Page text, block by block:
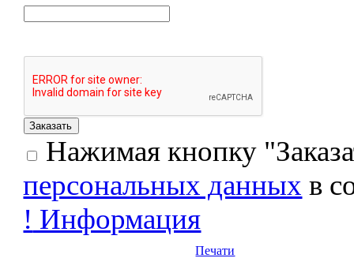
Нажимая кнопку
персональных данных в
! Информация
Печати